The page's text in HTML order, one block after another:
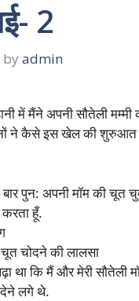
2
by admin
में मैंने अपनी सौतेली मम्मी
ने कैसे इस खेल की
पुन: अपनी मॉम की चूत
हूँ.
चोदने की लालसा
था कि मैं और मेरी सौतेली
लगे थे.